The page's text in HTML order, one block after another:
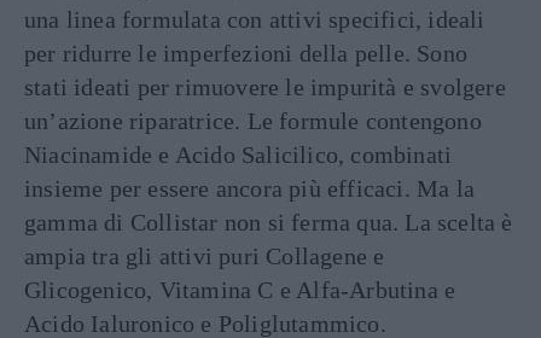
una linea formulata con attivi specifici, ideali
per ridurre le imperfezioni della pelle. Sono
stati ideati per rimuovere le impurità e svolgere
un’azione riparatrice. Le formule contengono
Niacinamide e Acido Salicilico, combinati
insieme per essere ancora più efficaci. Ma la
gamma di Collistar non si ferma qua. La scelta è
ampia tra gli attivi puri Collagene e
Glicogenico, Vitamina C e Alfa-Arbutina e
Acido Ialuronico e Poliglutammico.